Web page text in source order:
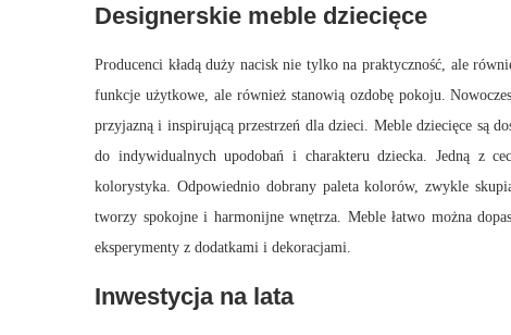
Designerskie meble dziecięce
Producenci kładą duży nacisk nie tylko na praktyczność, ale
funkcje użytkowe, ale również stanowią ozdobę pokoju.
przyjazną i inspirującą przestrzeń dla dzieci. Meble dziecięce są
do indywidualnych upodobań i charakteru dziecka.
Jedną z
kolorystyka. Odpowiednio dobrany paleta kolorów, zwykle
tworzy spokojne i harmonijne wnętrza. Meble łatwo można
eksperymenty z dodatkami i dekoracjami.
Inwestycja na lata